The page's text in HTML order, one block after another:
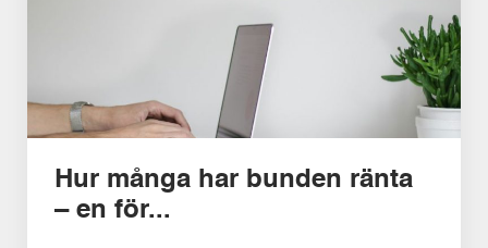
Hur många har bunden ränta
– en för...